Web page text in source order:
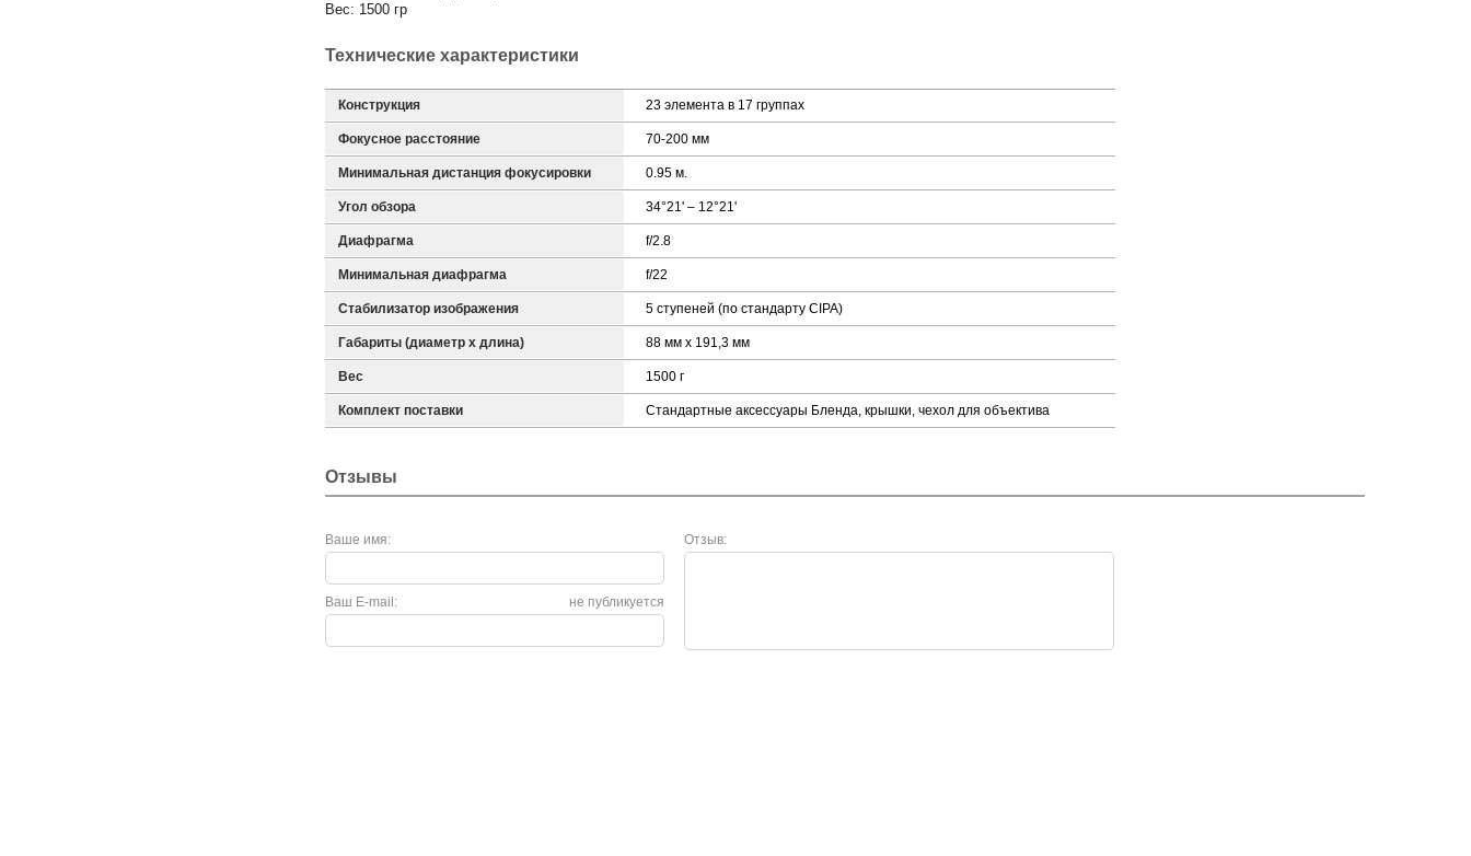
Вес: 1500 гр
Технические характеристики
Конструкция 23 элемента в 17 группах
Фокусное расстояние 70-200 мм
Минимальная дистанция фокусировки 0.95 м.
Угол обзора 34°21' – 12°21'
Диафрагма f/2.8
Минимальная диафрагма f/22
Стабилизатор изображения 5 ступеней (по стандарту CIPA)
Габариты (диаметр х длина) 88 мм x 191,3 мм
Вес 1500 г
Комплект поставки Стандартные аксессуары Бленда, крышки, чехол для объектива
Отзывы
Ваше имя: Отзыв:
не публикуется
Ваш E-mail: